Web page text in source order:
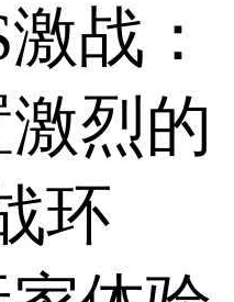
战：
烈的
环